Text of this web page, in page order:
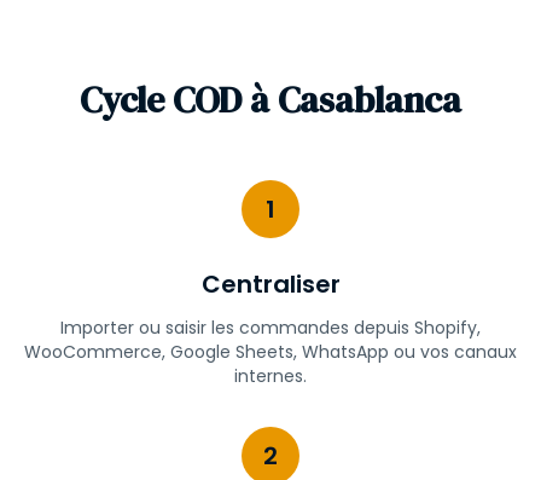
Cycle COD à Casablanca
1
Centraliser
Importer ou saisir les commandes depuis Shopify,
WooCommerce, Google Sheets, WhatsApp ou vos canaux
internes.
2